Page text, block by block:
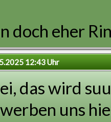
doch eher
12:43 Uhr
das wird
uns